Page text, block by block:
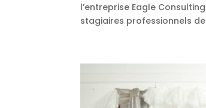
l’entreprise Eagle
stagiaires professionnels de